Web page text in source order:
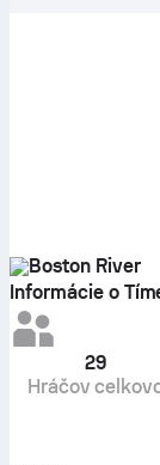
Boston River
Informácie o
29
Hráčov